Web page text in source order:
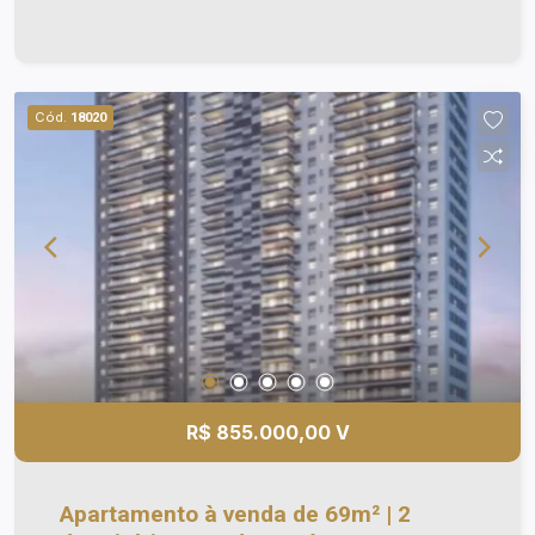
Cód. 18020
R$ 855.000,00 V
Apartamento à venda de 69m² | 2